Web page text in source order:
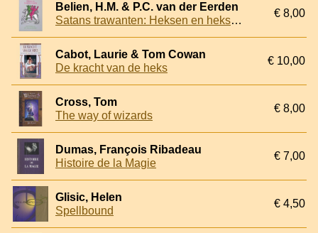
Belien, H.M. & P.C. van der Eerden
Satans trawanten: Heksen en heksenvervolging
€ 8,00
Cabot, Laurie & Tom Cowan
De kracht van de heks
€ 10,00
Cross, Tom
The way of wizards
€ 8,00
Dumas, François Ribadeau
Histoire de la Magie
€ 7,00
Glisic, Helen
Spellbound
€ 4,50